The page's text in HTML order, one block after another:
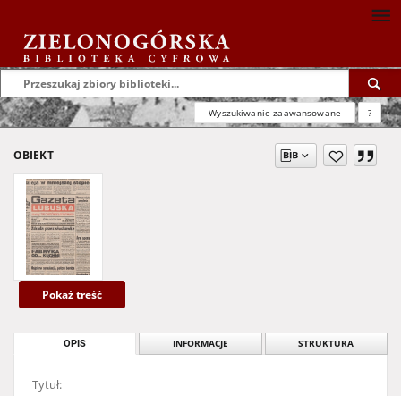
Wyszukiwanie zaawansowane ?
OBIEKT
Pokaż treść
OPIS INFORMACJE STRUKTURA
Tytuł: